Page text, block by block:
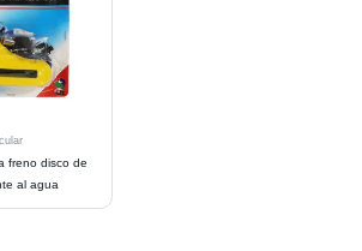
freno disco de
al agua